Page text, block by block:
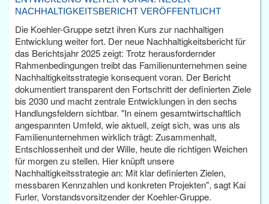
NACHHALTIGKEITSBERICHT VERÖFFENTLICHT
Die Koehler-Gruppe setzt ihren Kurs zur nachhaltigen
Entwicklung weiter fort. Der neue Nachhaltigkeitsbericht für
das Berichtsjahr 2025 zeigt: Trotz herausfordernder
Rahmenbedingungen treibt das Familienunternehmen seine
Nachhaltigkeitsstrategie konsequent voran. Der Bericht
dokumentiert transparent den Fortschritt der definierten Ziele
bis 2030 und macht zentrale Entwicklungen in den sechs
Handlungsfeldern sichtbar. "In einem gesamtwirtschaftlich
angespannten Umfeld, wie aktuell, zeigt sich, was uns als
Familienunternehmen wirklich trägt: Zusammenhalt,
Entschlossenheit und der Wille, heute die richtigen Weichen
für morgen zu stellen. Hier knüpft unsere
Nachhaltigkeitsstrategie an: Mit klar definierten Zielen,
messbaren Kennzahlen und konkreten Projekten", sagt Kai
Furler, Vorstandsvorsitzender der Koehler-Gruppe.